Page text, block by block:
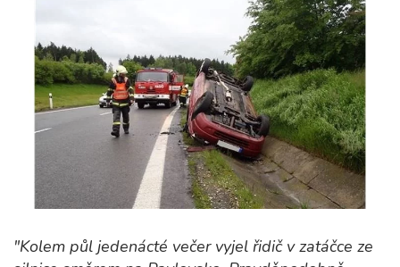
"Kolem půl jedenácté večer vyjel řidič v zatáčce ze